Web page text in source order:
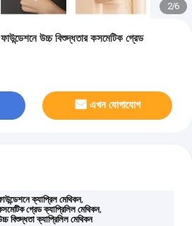
2/6
উচ্চ বিশুদ্ধতার কসমেটিক গ্রেড
এখন যোগাযোগ
ক্যাপ্রিল মেথিকন,
গ্রেড ক্যাপ্রিলিল মেথিকন,
বিশুদ্ধতা ক্যাপ্রিলিল মেথিকন